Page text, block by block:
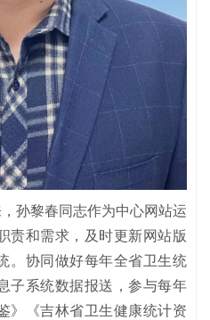
孙黎春同志作为中心网站运
责和需求，及时更新网站版
。协同做好每年全省卫生统
子系统数据报送，参与每年
》《吉林省卫生健康统计资